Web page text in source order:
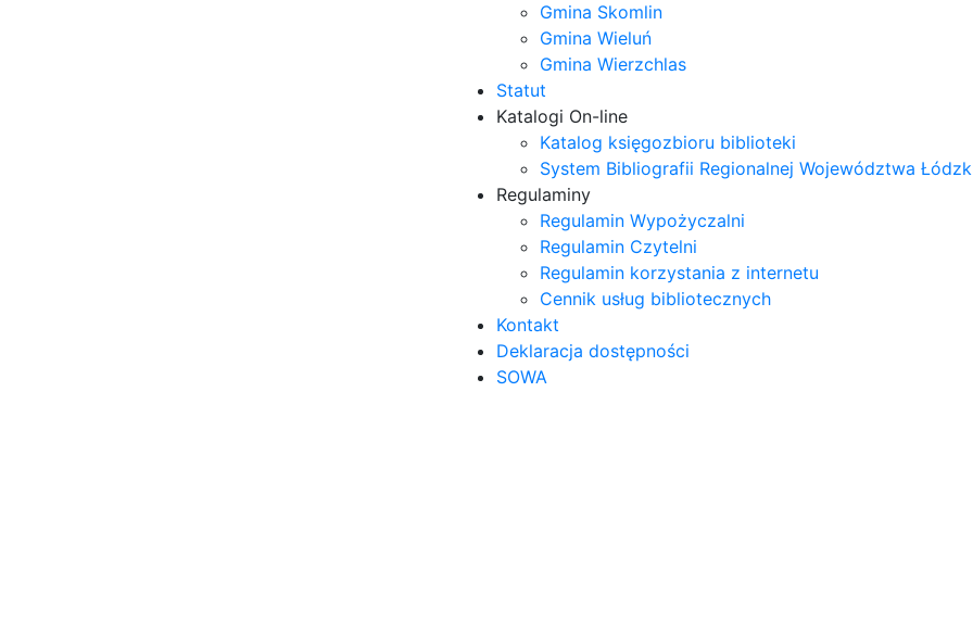
Gmina Skomlin
Gmina Wieluń
Gmina Wierzchlas
Statut
Katalogi On-line
Katalog księgozbioru biblioteki
System Bibliografii Regionalnej Województwa
Regulaminy
Regulamin Wypożyczalni
Regulamin Czytelni
Regulamin korzystania z internetu
Cennik usług bibliotecznych
Kontakt
Deklaracja dostępności
SOWA